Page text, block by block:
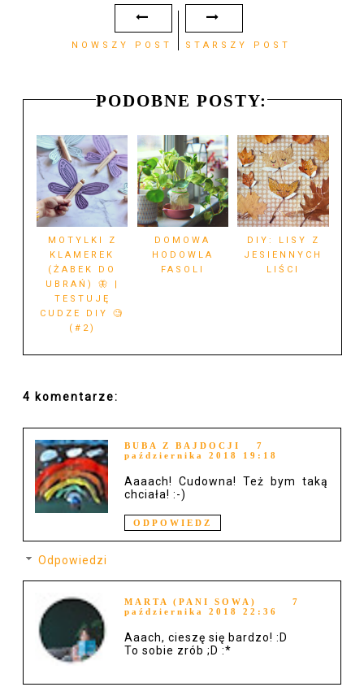
NOWSZY POST STARSZY POST
PODOBNE POSTY:
MOTYLKI Z
KLAMEREK
(ŻABEK DO
UBRAŃ) 🦋 |
TESTUJĘ
CUDZE DIY 🧐
(#2)
DOMOWA
HODOWLA
FASOLI
DIY: LISY Z
JESIENNYCH
LIŚCI
4 komentarze:
BUBA Z BAJDOCJI
7
października 2018 19:18
Aaaach! Cudowna! Też bym taką
chciała! :-)
ODPOWIEDZ
Odpowiedzi
MARTA (PANI SOWA)
7
października 2018 22:36
Aaach, cieszę się bardzo! :D
To sobie zrób ;D :*